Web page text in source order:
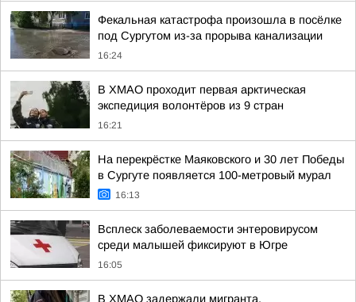
Фекальная катастрофа произошла в посёлке
под Сургутом из-за прорыва канализации
16:24
В ХМАО проходит первая арктическая
экспедиция волонтёров из 9 стран
16:21
На перекрёстке Маяковского и 30 лет Победы
в Сургуте появляется 100-метровый мурал
16:13
Всплеск заболеваемости энтеровирусом
среди малышей фиксируют в Югре
16:05
В ХМАО задержали мигранта,